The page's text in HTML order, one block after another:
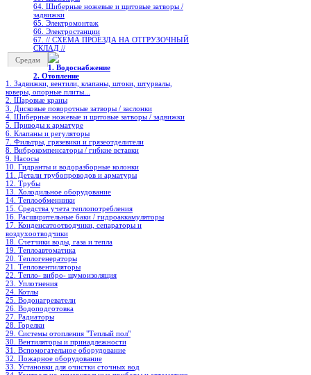
64. Шиберные ножевые и щитовые затворы /
задвижки
65. Электромонтаж
66. Электростанции
67. // СХЕМА ПРОЕЗДА НА ОТГРУЗОЧНЫЙ
СКЛАД //
Средам
1. Водоснабжение
2. Отопление
1. Задвижки, вентили, клапаны, штоки, штурвалы,
коверы, опорные плиты...
2. Шаровые краны
3. Дисковые поворотные затворы / заслонки
4. Шиберные ножевые и щитовые затворы / задвижки
5. Приводы к арматуре
6. Клапаны и регуляторы
7. Фильтры, грязевики и грязеотделители
8. Виброкомпенсаторы / гибкие вставки
9. Насосы
10. Гидранты и водоразборные колонки
11. Детали трубопроводов и арматуры
12. Трубы
13. Холодильное oборудование
14. Теплообменники
15. Средства учета теплопотребления
16. Расширительные баки / гидроаккамуляторы
17. Конденсатоотводчики, сепараторы и
воздухоотводчики
18. Счетчики воды, газа и тепла
19. Теплоавтоматика
20. Теплогенераторы
21. Тепловентиляторы
22. Тепло- вибро- шумоизоляция
23. Уплотнения
24. Котлы
25. Водонагреватели
26. Водоподготовка
27. Радиаторы
28. Горелки
29. Системы отопления "Теплый пол"
30. Вентиляторы и принадлежности
31. Вспомогательное оборудование
32. Пожарное оборудование
33. Установки для очистки сточных вод